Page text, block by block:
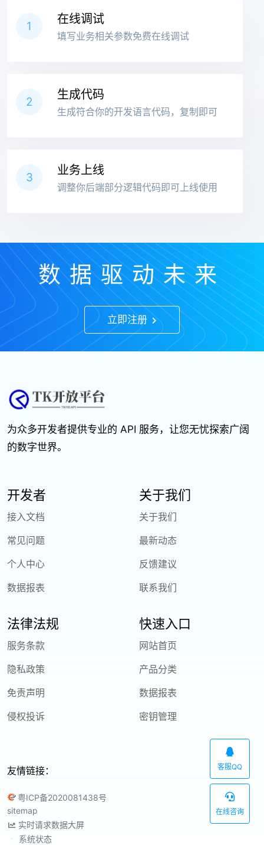
1
在线调试
填写业务相关参数免费在线调试
2
生成代码
生成符合你的开发语言代码，复制即可
3
业务上线
调整你后端部分逻辑代码即可上线使用
数据驱动未来
立即注册
为众多开发者提供专业的 API 服务，让您无忧探索广阔
的数字世界。
开发者
接入文档
常见问题
个人中心
数据报表
关于我们
关于我们
最新动态
反馈建议
联系我们
法律法规
服务条款
隐私政策
免责声明
侵权投诉
快速入口
网站首页
产品分类
数据报表
密钥管理
友情链接：
粤ICP备2020081438号
sitemap
实时请求数据大屏
系统状态
客服QQ
在线咨询